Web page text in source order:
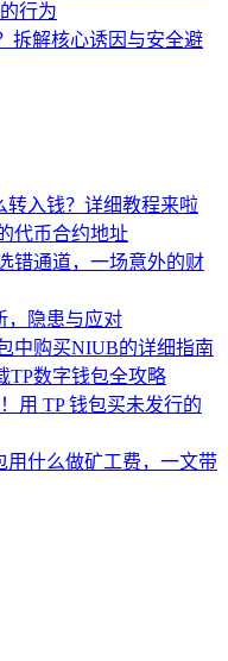
行为
拆解核心诱因与安全避
转入钱？详细教程来啦
代币合约地址
错通道，一场意外的财
，隐患与应对
中购买NIUB的详细指南
TP数字钱包全攻略
用 TP 钱包买未发行的
用什么做矿工费，一文带